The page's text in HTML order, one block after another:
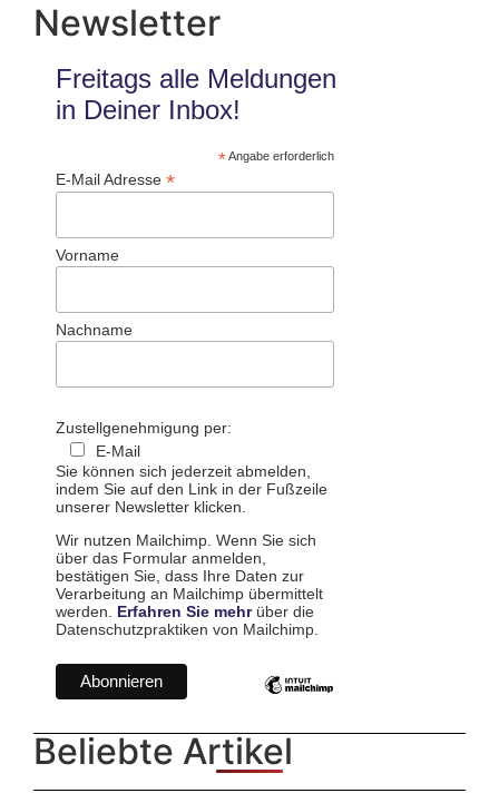
Newsletter
Freitags alle Meldungen
in Deiner Inbox!
*Angabe erforderlich
E-Mail Adresse *
Vorname
Nachname
Zustellgenehmigung per:
E-Mail
Sie können sich jederzeit abmelden,
indem Sie auf den Link in der Fußzeile
unserer Newsletter klicken.
Wir nutzen Mailchimp. Wenn Sie sich
über das Formular anmelden,
bestätigen Sie, dass Ihre Daten zur
Verarbeitung an Mailchimp übermittelt
werden. Erfahren Sie mehrüber die
Datenschutzpraktiken von Mailchimp.
Beliebte Artikel